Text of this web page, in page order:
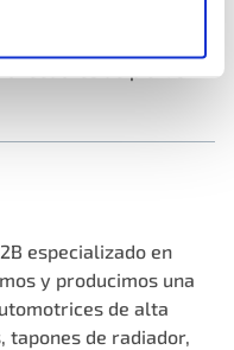
la industria
minoristas,
especializado en
y producimos una
de alta
tapones de radiador,